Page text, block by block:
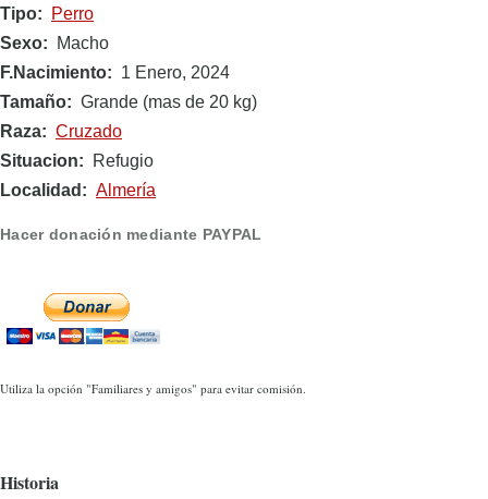
Tipo
Perro
Sexo
Macho
F.Nacimiento
1 Enero, 2024
Tamaño
Grande (mas de 20 kg)
Raza
Cruzado
Situacion
Refugio
Localidad
Almería
Hacer donación mediante PAYPAL
Utiliza la opción "Familiares y amigos" para evitar comisión.
Historia